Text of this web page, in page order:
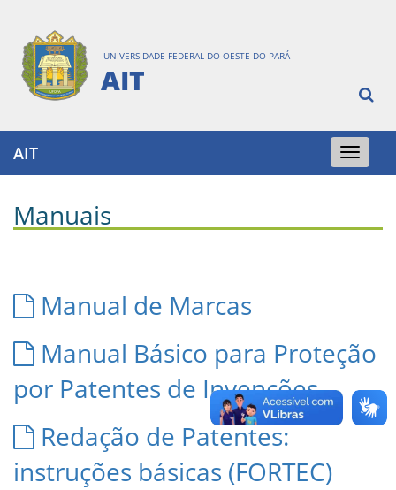
UNIVERSIDADE FEDERAL DO OESTE DO PARÁ
AIT
Toggle
navigation
AIT
Manuais
Manual de Marcas
Manual Básico para Proteção
por Patentes de Invenções
Redação de Patentes:
instruções básicas (FORTEC)